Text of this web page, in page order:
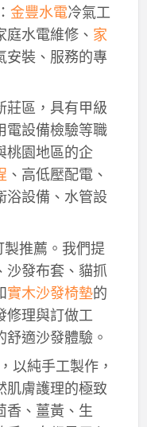
金豐水電冷氣工
水電維修、 家
安裝、服務的專
莊區，具有甲級
電設備檢驗等職
桃園地區的企
、高低壓配電、
浴設備、水管設
製推薦。我們提
沙發布套、貓抓
實木沙發椅墊的
修理與訂做工
適沙發體驗。
以純手工製作，
肌膚護理的極致
香、薑黃、生